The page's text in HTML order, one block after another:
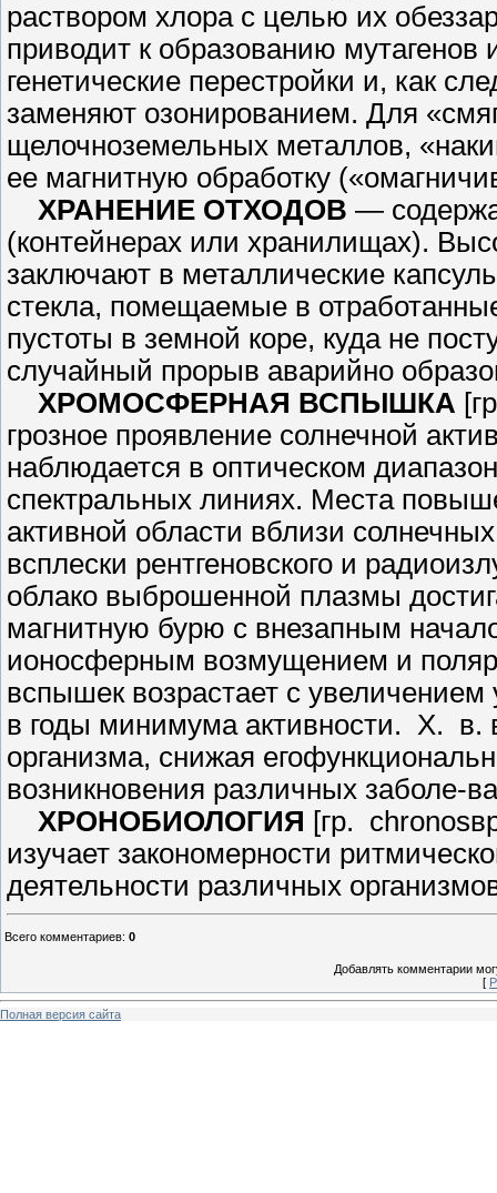
раствором хлора с целью их
приводит к образованию
генетические перестройки и, как
заменяют озонированием. Для
щелочноземельных металлов,
ее магнитную обработку
ХРАНЕНИЕ ОТХОДОВ —
(контейнерах или хранилищах).
заключают в металлические
стекла, помещаемые в
пустоты в земной коре, куда не
случайный прорыв аварий­но
ХРОМОСФЕРНАЯ ВСПЫШКА
грозное проявление солнечной
наблюдается в оптическом
спектральных линиях. Места
активной области вблизи
всплески рентгеновского и
облако выброшенной плазмы
магнитную бурю с внезапным
ионосферным возмущением и
вспышек возрастает с увеличе­нием
в годы минимума актив­ности. X. в.
организма, снижая
возникновения различных заболе-
ХРОНОБИОЛОГИЯ [гр.
изучает закономерности
деятельности различных
Всего комментариев: 0
Добавлять комментарии
[
Полная версия сайта